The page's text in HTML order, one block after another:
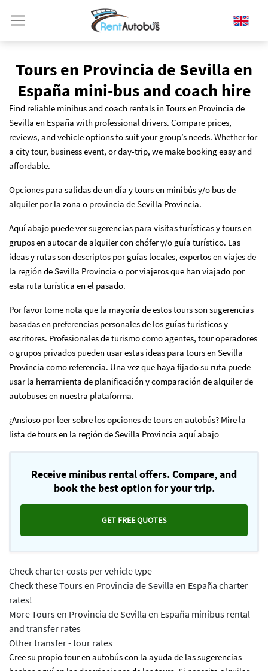
Tours en Provincia de Sevilla en
España mini-bus and coach hire
Find reliable minibus and coach rentals in Tours en Provincia de
Sevilla en España with professional drivers. Compare prices,
reviews, and vehicle options to suit your group’s needs. Whether for
a city tour, business event, or day-trip, we make booking easy and
affordable.
Opciones para salidas de un día y tours en minibús y/o bus de
alquiler por la zona o provincia de Sevilla Provincia.
Aquí abajo puede ver sugerencias para visitas turísticas y tours en
grupos en autocar de alquiler con chófer y/o guía turístico. Las
ideas y rutas son descriptos por guías locales, expertos en viajes de
la región de Sevilla Provincia o por viajeros que han viajado por
esta ruta turística en el pasado.
Por favor tome nota que la mayoría de estos tours son sugerencias
basadas en preferencias personales de los guías turísticos y
escritores. Profesionales de turismo como agentes, tour operadores
o grupos privados pueden usar estas ideas para tours en Sevilla
Provincia como referencia. Una vez que haya fijado su ruta puede
usar la herramienta de planificación y comparación de alquiler de
autobuses en nuestra plataforma.
¿Ansioso por leer sobre los opciones de tours en autobús? Mire la
lista de tours en la región de Sevilla Provincia aquí abajo
Receive minibus rental offers. Compare, and
book the best option for your trip.
GET FREE QUOTES
Check charter costs per vehicle type
Check these Tours en Provincia de Sevilla en España charter
rates!
More Tours en Provincia de Sevilla en España minibus rental
and transfer rates
Other transfer - tour rates
Cree su propio tour en autobús con la ayuda de las sugerencias